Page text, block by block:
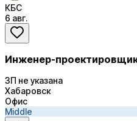
КБС
6 авг.
Инженер-
ЗП не указана
Хабаровск
Офис
Middle